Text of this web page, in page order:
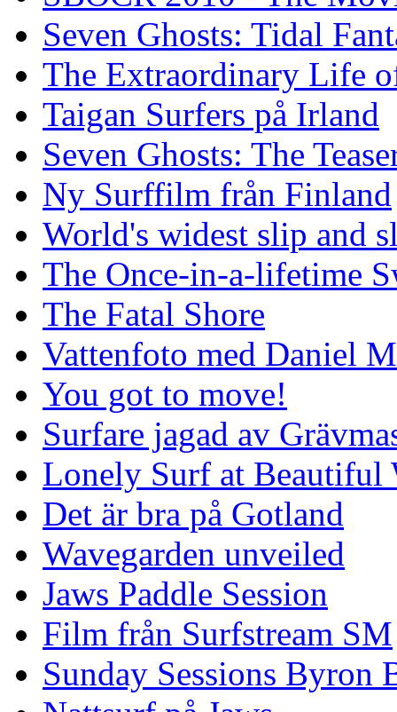
Seven Ghosts: Tidal
The Extraordinary Life
Taigan Surfers på Irland
Seven Ghosts: The
Ny Surffilm från Finland
World's widest slip and
The Once-in-a-lifetime
The Fatal Shore
Vattenfoto med Daniel
You got to move!
Surfare jagad av
Lonely Surf at Beautiful
Det är bra på Gotland
Wavegarden unveiled
Jaws Paddle Session
Film från Surfstream SM
Sunday Sessions Byron